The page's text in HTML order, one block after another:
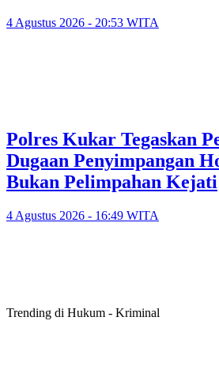
4 Agustus 2026 - 20:53 WITA
Polres Kukar Tegaskan
Dugaan Penyimpangan
Bukan Pelimpahan Kejati
4 Agustus 2026 - 16:49 WITA
Trending di Hukum - Kriminal